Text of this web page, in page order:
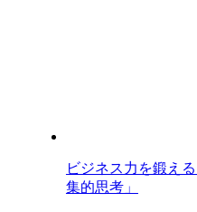
ビジネス力を鍛え
集的思考」